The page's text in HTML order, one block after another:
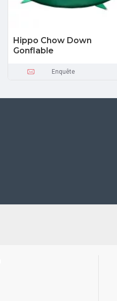
Hippo Chow Down
Gonflable
Enquête